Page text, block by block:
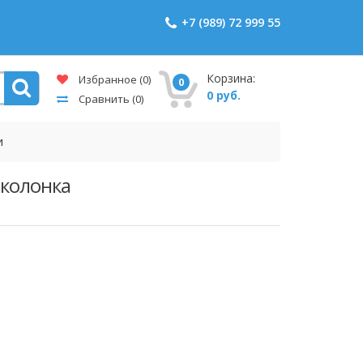
+7 (989) 72 999 55
Избранное (0)
Сравнить (0)
0
Корзина:
0 руб.